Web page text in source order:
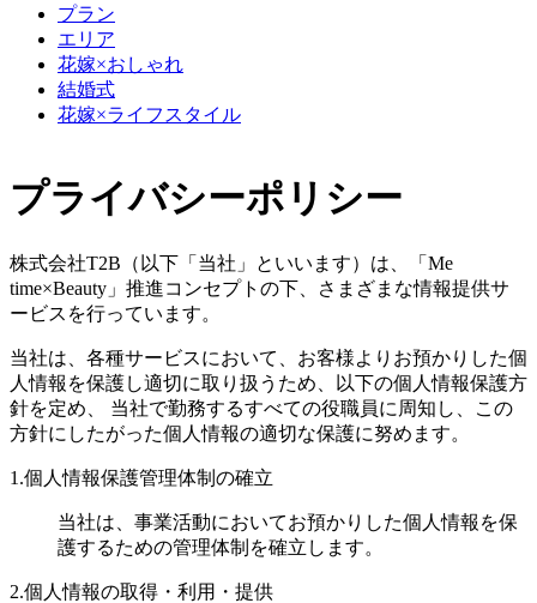
プラン
エリア
花嫁×おしゃれ
結婚式
花嫁×ライフスタイル
プライバシーポリシー
株式会社T2B（以下「当社」といいます）は、「Me
time×Beauty」推進コンセプトの下、さまざまな情報提供サ
ービスを行っています。
当社は、各種サービスにおいて、お客様よりお預かりした個
人情報を保護し適切に取り扱うため、以下の個人情報保護方
針を定め、 当社で勤務するすべての役職員に周知し、この
方針にしたがった個人情報の適切な保護に努めます。
1.個人情報保護管理体制の確立
当社は、事業活動においてお預かりした個人情報を保
護するための管理体制を確立します。
2.個人情報の取得・利用・提供